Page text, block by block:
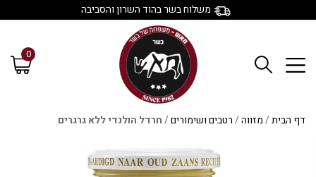
משלוח בשר בהוד השרון והסביבה
0
דף הבית/מזווה/רטבים ושימורים/חרדל הולנדי ללא גרגרים